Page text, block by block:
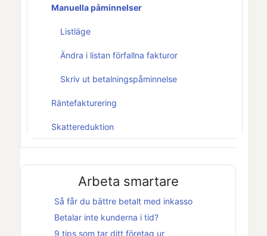
Manuella påminnelser
Listläge
Ändra i listan förfallna fakturor
Skriv ut betalningspåminnelse
Räntefakturering
Skattereduktion
Arbeta smartare
Så får du bättre betalt med inkasso
Betalar inte kunderna i tid?
9 tips som tar ditt företag ur